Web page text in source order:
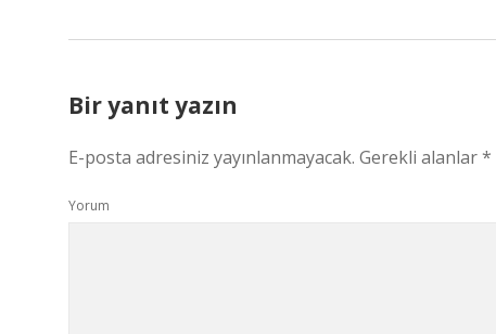
Bir yanıt yazın
E-posta adresiniz yayınlanmayacak. Gerekli alanlar*
Yorum